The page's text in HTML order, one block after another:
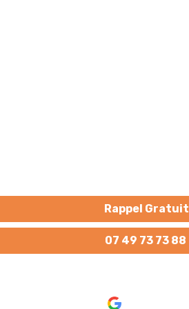
Rappel Gratuit
07 49 73 73 88